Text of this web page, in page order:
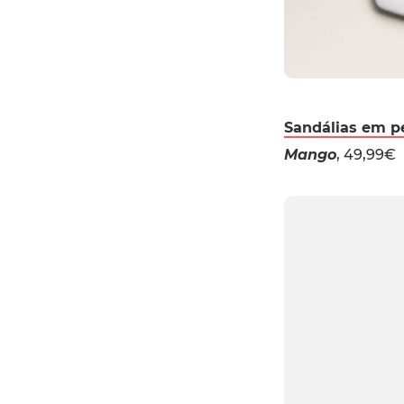
Sandálias em
Mango, 49,99€